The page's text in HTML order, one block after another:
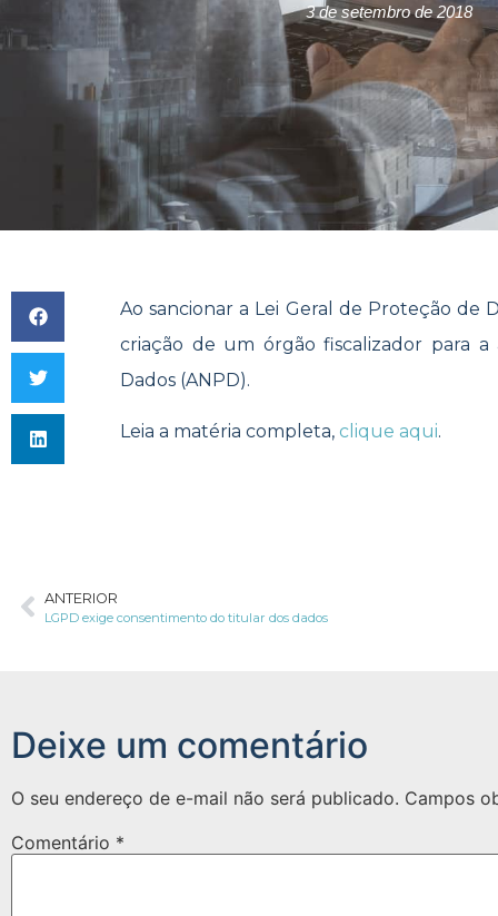
3 de setembro de 2018
Ao sancionar a Lei Geral de Proteção de
criação de um órgão fiscalizador para
Dados (ANPD).
Leia a matéria completa, clique aqui.
ANTERIOR
LGPD exige consentimento do titular dos dados
Deixe um comentário
O seu endereço de e-mail não será publicado. Campos
Comentário *